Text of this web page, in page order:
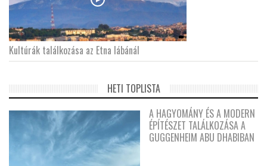
Kultúrák találkozása az Etna lábánál
HETI TOPLISTA
A HAGYOMÁNY ÉS A MODERN
ÉPÍTÉSZET TALÁLKOZÁSA A
GUGGENHEIM ABU DHABIBAN